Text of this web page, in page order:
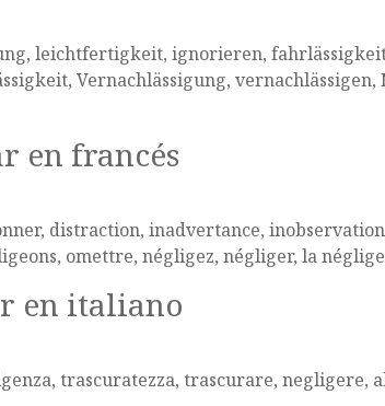
leichtfertigkeit, ignorieren,
Vernachlässigung, vernachlässigen,
en francés
distraction, inadvertance,
omettre, négligez, négliger, la
en italiano
trascuratezza, trascurare, negligere,